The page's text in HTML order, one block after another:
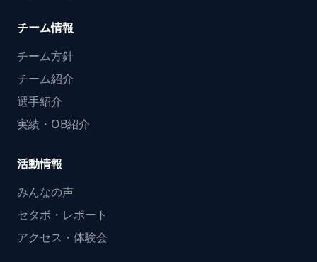
チーム情報
チーム方針
チーム紹介
選手紹介
実績・OB紹介
活動情報
みんなの声
セタボ・レポート
アクセス・体験会